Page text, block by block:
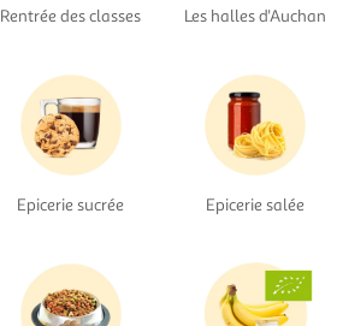
Rentrée des classes Les halles d'Auchan
Epicerie sucrée Epicerie salée